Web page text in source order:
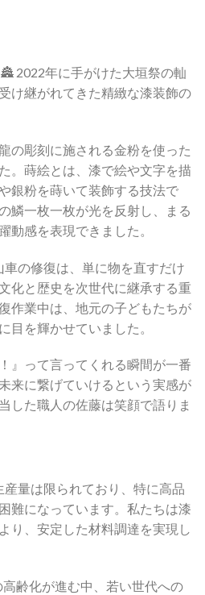
🏯 2022年に手がけた大垣祭の軕
け継がれてきた精緻な漆装飾の
の彫刻に施される金粉を使った
。蒔絵とは、漆で絵や文字を描
銀粉を蒔いて装飾する技法で
鱗一枚一枚が光を反射し、まる
動感を表現できました。
車の修復は、単に物を直すだけ
化と歴史を次世代に継承する重
作業中は、地元の子どもたちが
目を輝かせていました。
』って言ってくれる瞬間が一番
来に繋げていけるという実感が
した職人の佐藤は笑顔で語りま
産量は限られており、特に高品
難になっています。私たちは漆
り、安定した材料調達を実現し
高齢化が進む中、若い世代への